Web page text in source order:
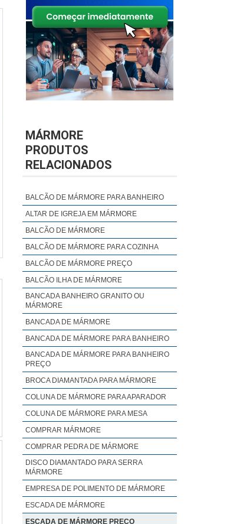
MÁRMORE
PRODUTOS
RELACIONADOS
BALCÃO DE MÁRMORE PARA BANHEIRO
ALTAR DE IGREJA EM MÁRMORE
BALCÃO DE MÁRMORE
BALCÃO DE MÁRMORE PARA COZINHA
BALCÃO DE MÁRMORE PREÇO
BALCÃO ILHA DE MÁRMORE
BANCADA BANHEIRO GRANITO OU
MÁRMORE
BANCADA DE MÁRMORE
BANCADA DE MÁRMORE PARA BANHEIRO
BANCADA DE MÁRMORE PARA BANHEIRO
PREÇO
BROCA DIAMANTADA PARA MÁRMORE
COLUNA DE MÁRMORE PARA APARADOR
COLUNA DE MÁRMORE PARA MESA
COMPRAR MÁRMORE
COMPRAR PEDRA DE MÁRMORE
DISCO DIAMANTADO PARA SERRA
MÁRMORE
EMPRESA DE POLIMENTO DE MÁRMORE
ESCADA DE MÁRMORE
ESCADA DE MÁRMORE PREÇO